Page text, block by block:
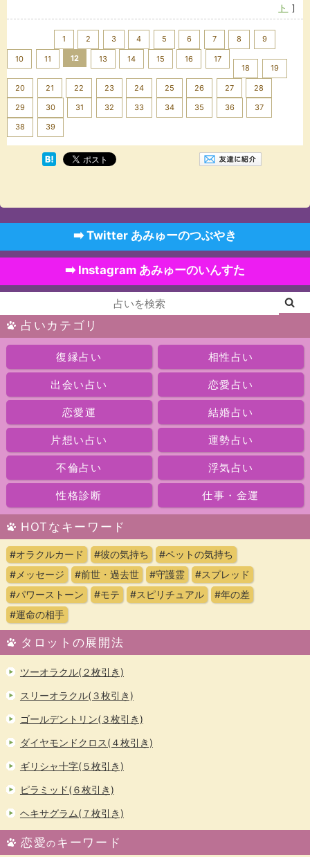
ト
]
1 2 3 4 5 6 7 8 9
10 11 12 13 14 15 16
17
18
19
20 21 22 23 24 25 26 27 28
29 30 31 32 33 34 35 36 37
38 39
➡️ Twitter あみゅーのつぶやき
➡️ Instagram あみゅーのいんすた
占いカテゴリ
復縁占い 相性占い
出会い占い 恋愛占い
恋愛運 結婚占い
片想い占い 運勢占い
不倫占い 浮気占い
性格診断 仕事・金運
HOTなキーワード
#オラクルカード #彼の気持ち
#ペットの気持ち
#メッセージ
#前世・過去世 #守護霊
#スプレッド
#パワーストーン
#モテ #スピリチュアル
#年の差
#運命の相手
タロットの展開法
ツーオラクル(２枚引き)
スリーオラクル(３枚引き)
ゴールデントリン(３枚引き)
ダイヤモンドクロス(４枚引き)
ギリシャ十字(５枚引き)
ピラミッド(６枚引き)
ヘキサグラム(７枚引き)
恋愛のキーワード